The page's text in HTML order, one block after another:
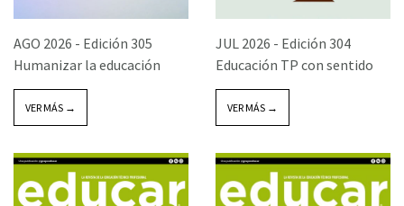
AGO 2026 - Edición 305
Humanizar la educación
VER MÁS →
JUL 2026 - Edición 304
Educación TP con sentido
VER MÁS →